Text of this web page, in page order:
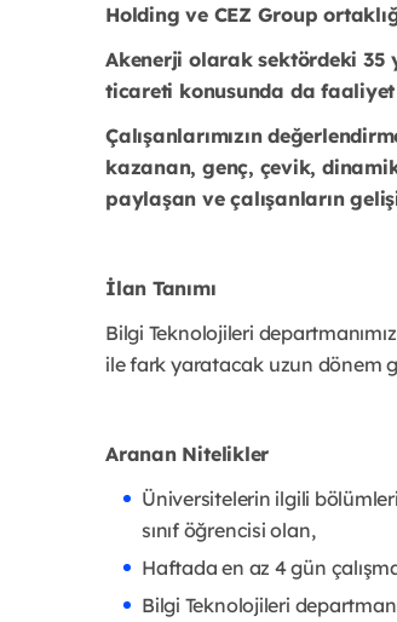
Holding ve CEZ Group
Akenerji olarak sektördeki 35
ticareti konusunda da
Çalışanlarımızın
kazanan, genç, çevik,
paylaşan ve çalışanların
İlan Tanımı
Bilgi Teknolojileri
ile fark yaratacak uzun dönem
Aranan Nitelikler
Üniversitelerin ilgili
sınıf öğrencisi olan,
Haftada en az 4 gün
Bilgi Teknolojileri